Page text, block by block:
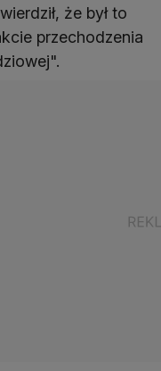
że był to
przechodzenia